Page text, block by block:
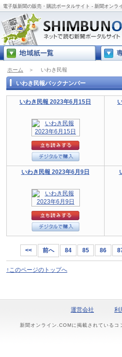
電子版新聞の販売・購読ポータルサイト - 新聞オンラ
ホーム ＞ いわき民報
いわき民報バックナンバー
いわき民報 2023年6月15日
いわき民報 2023年6月9日
<< 前へ 84 85 86
↑このページのトップへ
運営会社 利
新聞オンライン.COMに掲載されている